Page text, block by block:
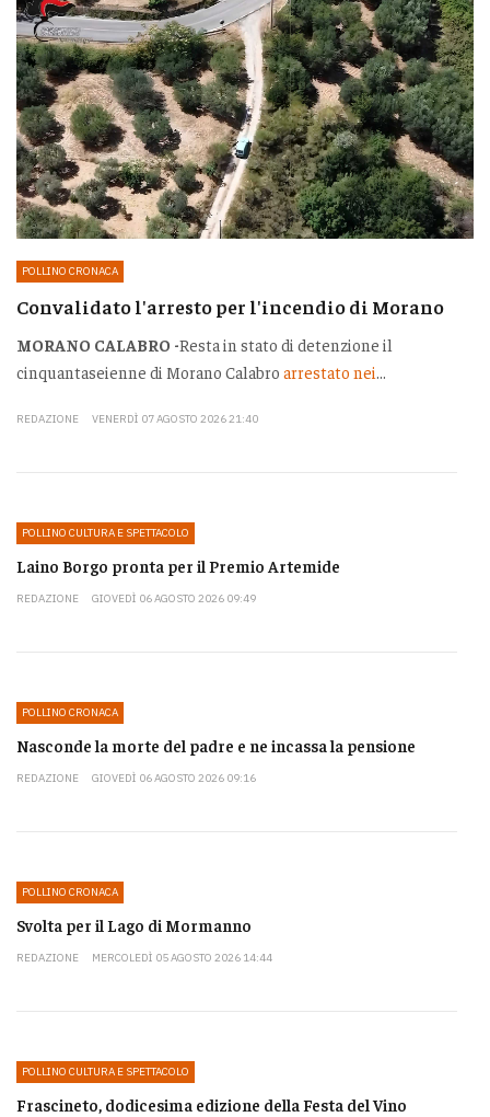
POLLINO CRONACA
Convalidato l'arresto per l'incendio di Morano
MORANO CALABRO -Resta in stato di detenzione il
cinquantaseienne di Morano Calabro arrestato nei...
REDAZIONE VENERDÌ 07 AGOSTO 2026 21:40
POLLINO CULTURA E SPETTACOLO
Laino Borgo pronta per il Premio Artemide
REDAZIONE GIOVEDÌ 06 AGOSTO 2026 09:49
POLLINO CRONACA
Nasconde la morte del padre e ne incassa la pensione
REDAZIONE GIOVEDÌ 06 AGOSTO 2026 09:16
POLLINO CRONACA
Svolta per il Lago di Mormanno
REDAZIONE MERCOLEDÌ 05 AGOSTO 2026 14:44
POLLINO CULTURA E SPETTACOLO
Frascineto, dodicesima edizione della Festa del Vino